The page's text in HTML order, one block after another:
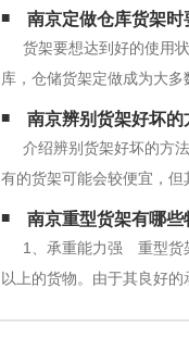
南京定做仓库货架时
货架要想达到好的使用
库，仓储货架定做成为大
物一般都要通过托盘才能
一般来说，重
南京辨别货架好坏的
介绍辨别货架好坏的方
有的货架可能会较便宜，
率；有的仓库存取率比较
库的具体情况考虑；选择
南京重型货架有哪些
1、承重能力强 重型货
以上的货物。由于其良好